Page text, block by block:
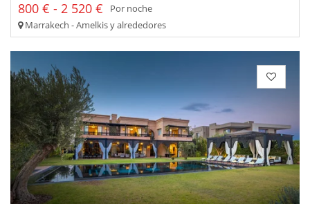
800 € - 2 520 €
Por noche
Marrakech - Amelkis y alrededores